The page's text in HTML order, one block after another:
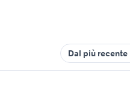
Dal più recente